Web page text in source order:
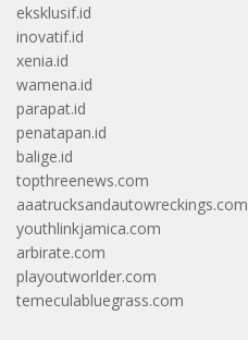
eksklusif.id
inovatif.id
xenia.id
wamena.id
parapat.id
penatapan.id
balige.id
topthreenews.com
aaatrucksandautowreckings.com
youthlinkjamica.com
arbirate.com
playoutworlder.com
temeculabluegrass.com